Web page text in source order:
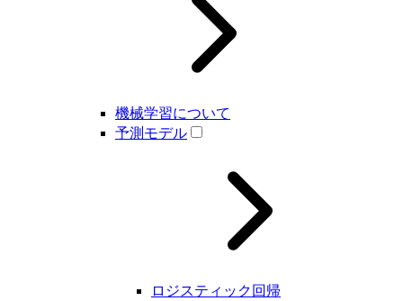
機械学習について
予測モデル
ロジスティック回帰